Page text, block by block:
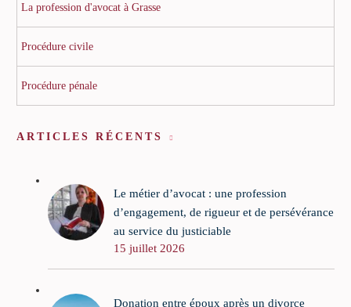
La profession d'avocat à Grasse
Procédure civile
Procédure pénale
ARTICLES RÉCENTS
Le métier d’avocat : une profession
d’engagement, de rigueur et de persévérance
au service du justiciable
15 juillet 2026
Donation entre époux après un divorce